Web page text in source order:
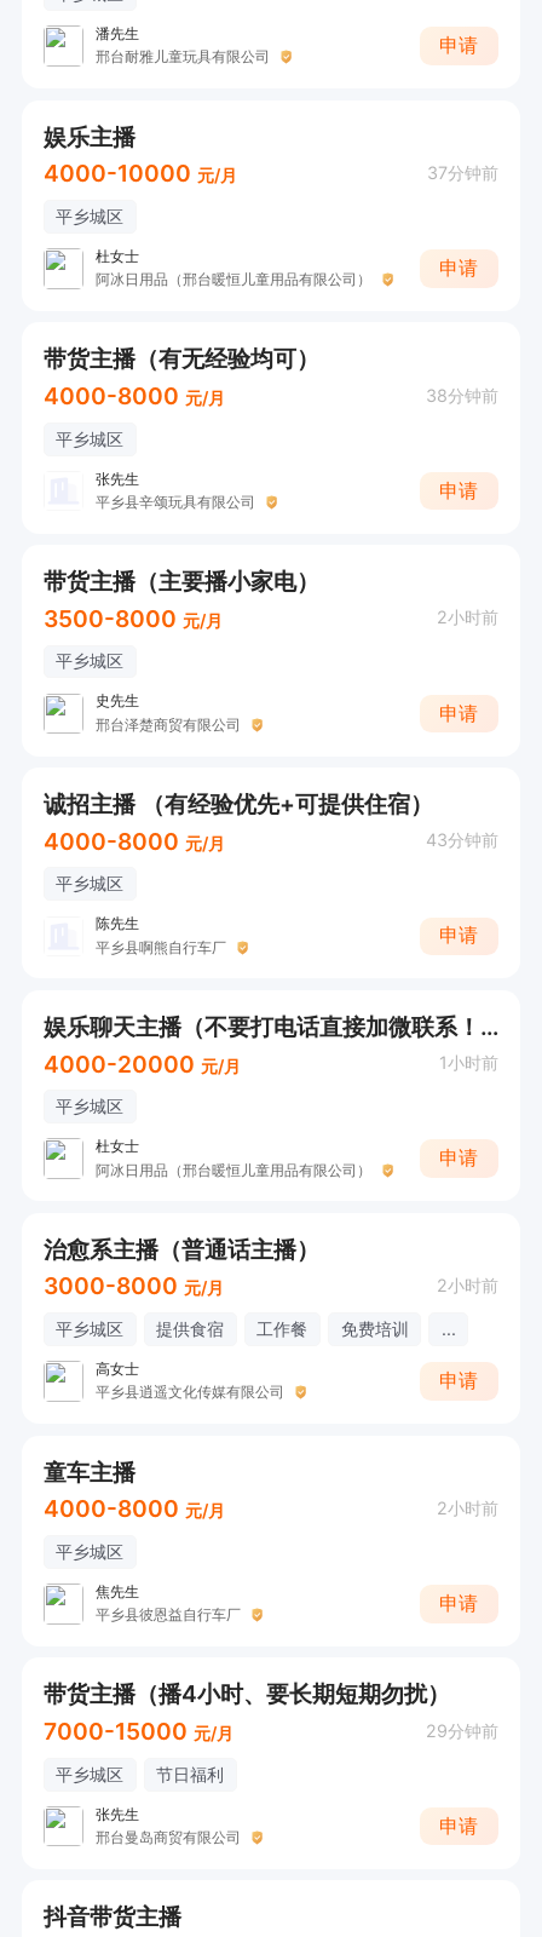
潘先生
邢台耐雅儿童玩具有限公司
申请
娱乐主播
4000-10000 元/月 37分钟前
平乡城区
杜女士
阿冰日用品（邢台暖恒儿童用品有限公司）
申请
带货主播（有无经验均可）
4000-8000 元/月 38分钟前
平乡城区
张先生
平乡县辛颂玩具有限公司
申请
带货主播（主要播小家电）
3500-8000 元/月 2小时前
平乡城区
史先生
邢台泽楚商贸有限公司
申请
诚招主播 （有经验优先+可提供住宿）
4000-8000 元/月 43分钟前
平乡城区
陈先生
平乡县啊熊自行车厂
申请
娱乐聊天主播（不要打电话直接加微联系！）
4000-20000 元/月 1小时前
平乡城区
杜女士
阿冰日用品（邢台暖恒儿童用品有限公司）
申请
治愈系主播（普通话主播）
3000-8000 元/月 2小时前
平乡城区 提供食宿 工作餐 免费培训 ...
高女士
平乡县逍遥文化传媒有限公司
申请
童车主播
4000-8000 元/月 2小时前
平乡城区
焦先生
平乡县彼恩益自行车厂
申请
带货主播（播4小时、要长期短期勿扰）
7000-15000 元/月 29分钟前
平乡城区 节日福利
张先生
邢台曼岛商贸有限公司
申请
抖音带货主播